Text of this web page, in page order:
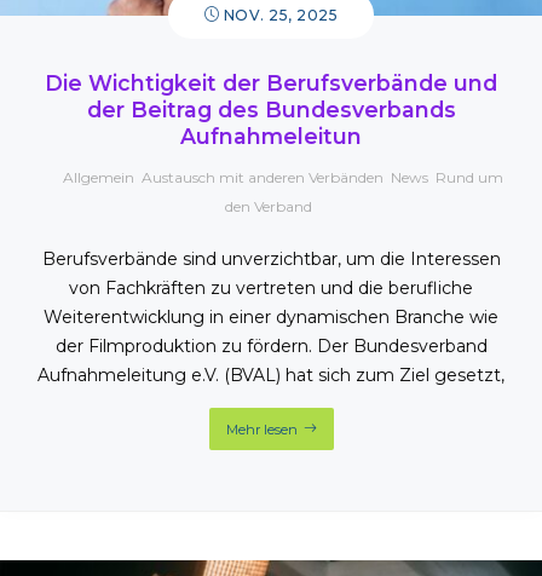
NOV. 25, 2025
Die Wichtigkeit der Berufsverbände und
der Beitrag des Bundesverbands
Aufnahmeleitun
Allgemein Austausch mit anderen Verbänden News, Rund um
den Verband
Berufsverbände sind unverzichtbar, um die Interessen
von Fachkräften zu vertreten und die berufliche
Weiterentwicklung in einer dynamischen Branche wie
der Filmproduktion zu fördern. Der Bundesverband
Aufnahmeleitung e.V. (BVAL) hat sich zum Ziel gesetzt,
Mehr lesen